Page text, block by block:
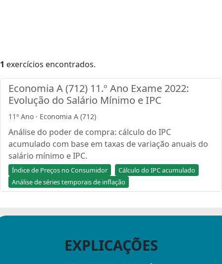
1 exercícios encontrados.
Economia A (712) 11.º Ano Exame 2022:
Evolução do Salário Mínimo e IPC
11º Ano · Economia A (712)
Análise do poder de compra: cálculo do IPC
acumulado com base em taxas de variação anuais do
salário mínimo e IPC.
Índice de Preços no Consumidor
Cálculo do IPC acumulado
Análise de séries temporais de inflação
EXPLICAÇÕES